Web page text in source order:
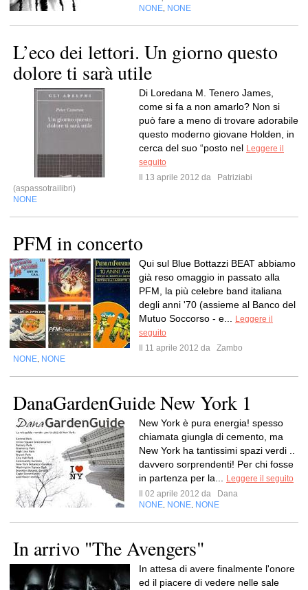
NONE NONE
L’eco dei lettori. Un giorno questo
dolore ti sarà utile
Di Loredana M. Tenero James,
come si fa a non amarlo? Non si
può fare a meno di trovare adorabile
questo moderno giovane Holden, in
cerca del suo “posto nel Leggere il
seguito
Il 13 aprile 2012 da
Patriziabi
(aspassotrailibri)
NONE
PFM in concerto
Qui sul Blue Bottazzi BEAT abbiamo
già reso omaggio in passato alla
PFM, la più celebre band italiana
degli anni '70 (assieme al Banco del
Mutuo Soccorso - e...
Leggere il
seguito
Il 11 aprile 2012 da
Zambo
NONE NONE
DanaGardenGuide New York 1
New York è pura energia! spesso
chiamata giungla di cemento, ma
New York ha tantissimi spazi verdi ..
davvero sorprendenti! Per chi fosse
in partenza per la...
Leggere il seguito
Il 02 aprile 2012 da
Dana
NONE NONE NONE
In arrivo "The Avengers"
In attesa di avere finalmente l'onore
ed il piacere di vedere nelle sale